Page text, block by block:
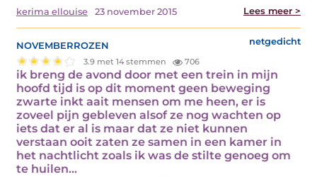
kerima ellouise 23 november 2015 Lees meer >
novemberrozen netgedicht
3.9 met 14 stemmen 706
ik breng de avond door met een trein in mijn
hoofd tijd is op dit moment geen beweging
zwarte inkt aait mensen om me heen, er is
zoveel pijn gebleven alsof ze nog wachten op
iets dat er al is maar dat ze niet kunnen
verstaan ooit zaten ze samen in een kamer in
het nachtlicht zoals ik was de stilte genoeg om
te huilen…